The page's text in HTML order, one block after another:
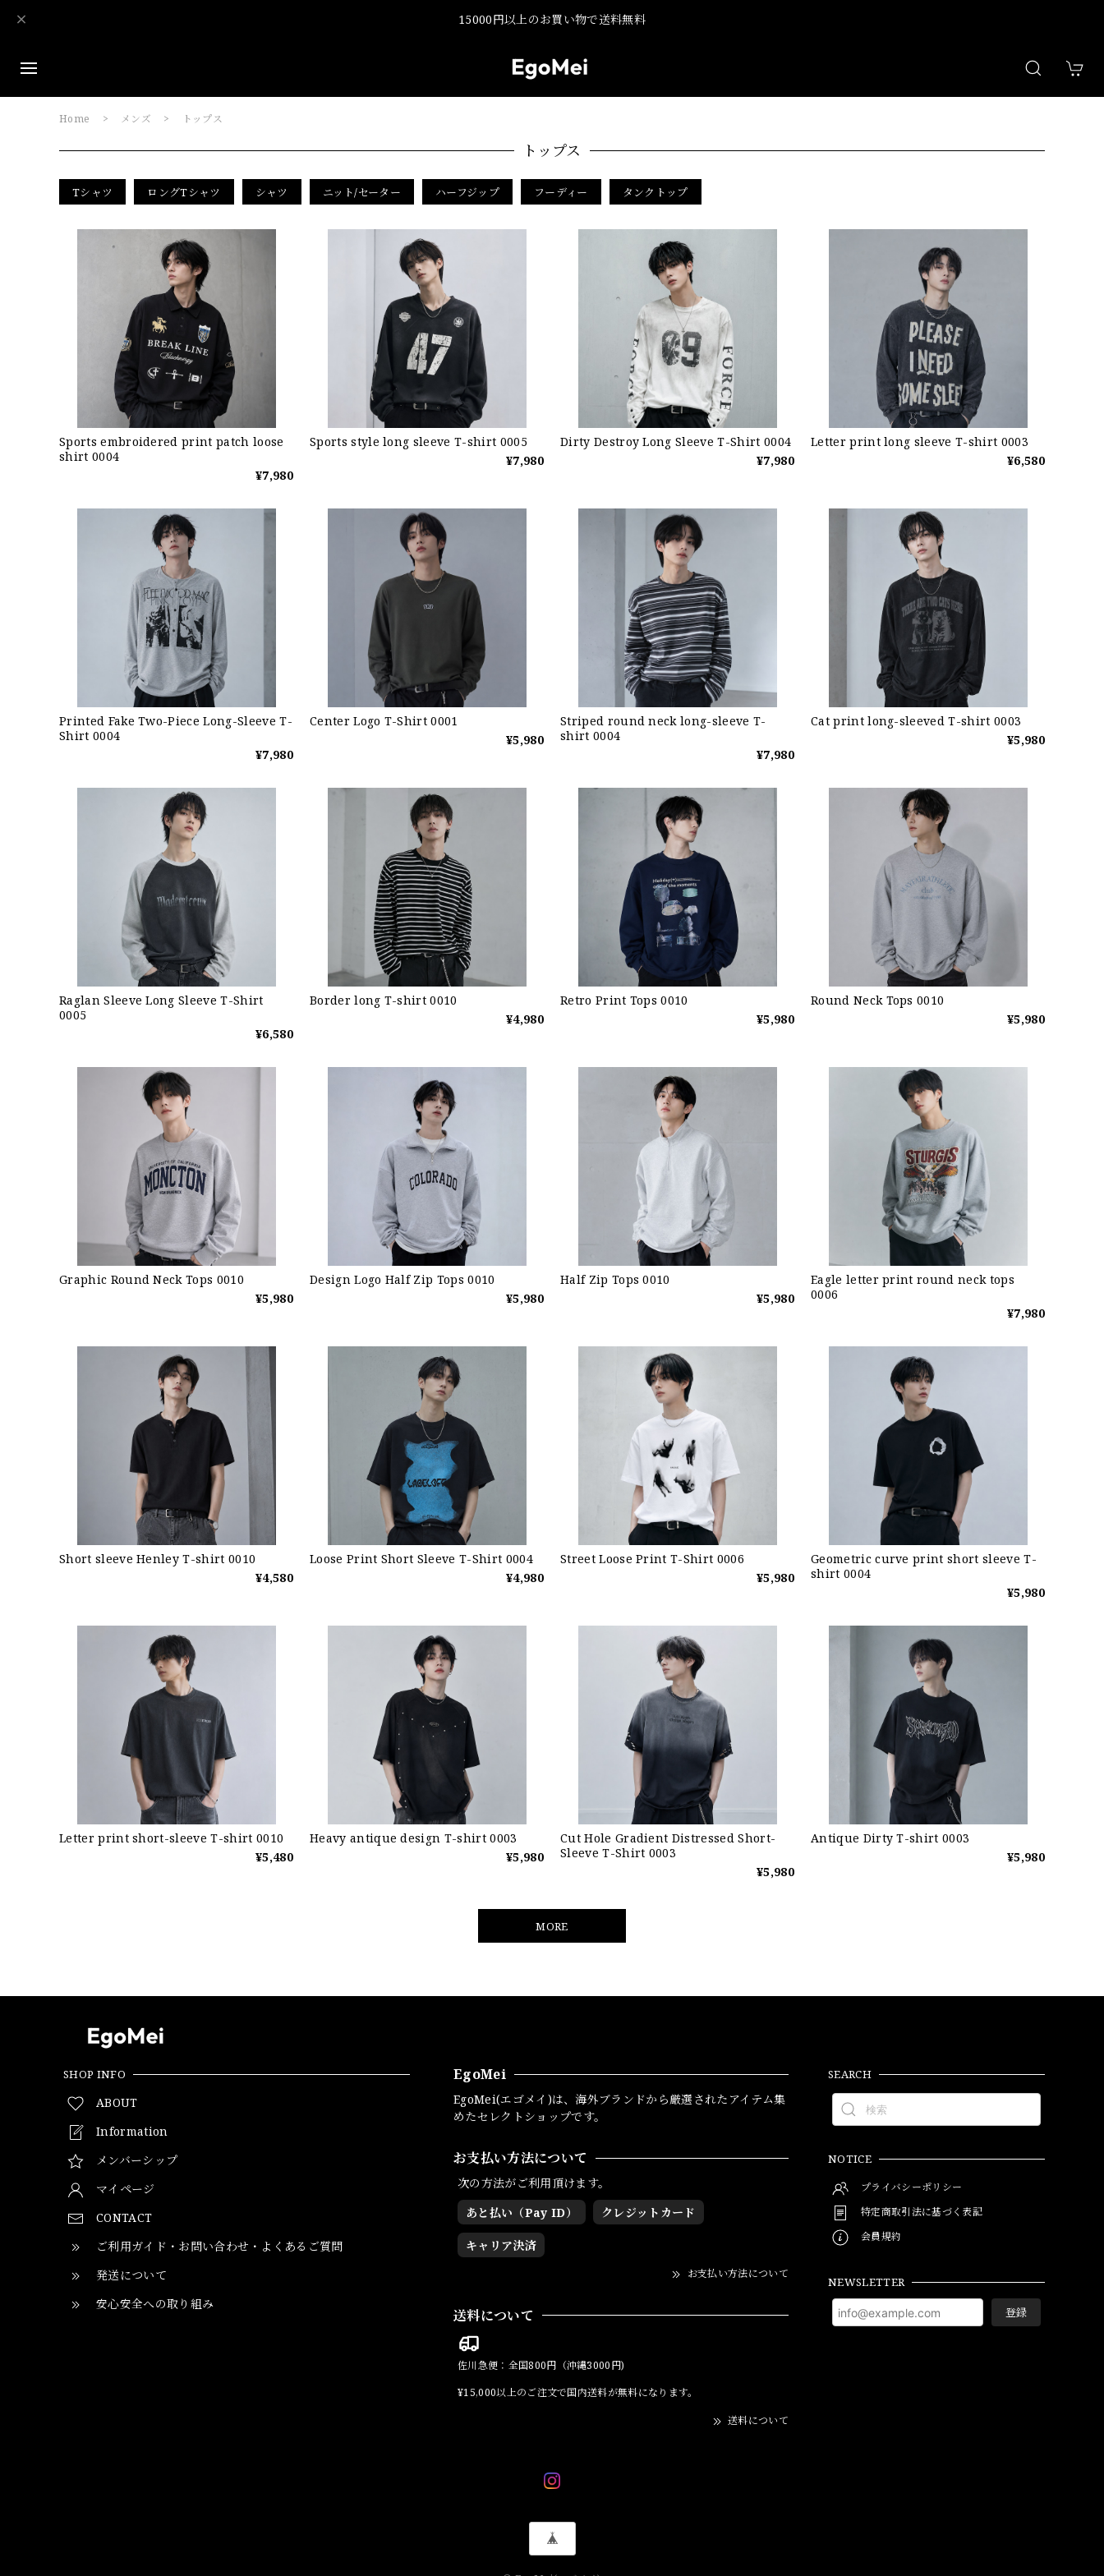
15000円以上のお買い物で送料無料
Home メンズ トップス
トップス
Tシャツ ロングTシャツ シャツ ニット/セーター ハーフジップ フーディー タンクトップ
Sports embroidered print patch loose
shirt 0004
¥7,980
Sports style long sleeve T-shirt 0005
¥7,980
Dirty Destroy Long Sleeve T-Shirt 0004
¥7,980
Letter print long sleeve T-shirt 0003
¥6,580
Printed Fake Two-Piece Long-Sleeve T-
Shirt 0004
¥7,980
Center Logo T-Shirt 0001
¥5,980
Striped round neck long-sleeve T-
shirt 0004
¥7,980
Cat print long-sleeved T-shirt 0003
¥5,980
Raglan Sleeve Long Sleeve T-Shirt
0005
¥6,580
Border long T-shirt 0010
¥4,980
Retro Print Tops 0010
¥5,980
Round Neck Tops 0010
¥5,980
Graphic Round Neck Tops 0010
¥5,980
Design Logo Half Zip Tops 0010
¥5,980
Half Zip Tops 0010
¥5,980
Eagle letter print round neck tops
0006
¥7,980
Short sleeve Henley T-shirt 0010
¥4,580
Loose Print Short Sleeve T-Shirt 0004
¥4,980
Street Loose Print T-Shirt 0006
¥5,980
Geometric curve print short sleeve T-
shirt 0004
¥5,980
Letter print short-sleeve T-shirt 0010
¥5,480
Heavy antique design T-shirt 0003
¥5,980
Cut Hole Gradient Distressed Short-
Sleeve T-Shirt 0003
¥5,980
Antique Dirty T-shirt 0003
¥5,980
MORE
SHOP INFO
ABOUT
Information
メンバーシップ
マイページ
CONTACT
ご利用ガイド・お問い合わせ・よくあるご質問
発送について
安心安全への取り組み
EgoMei
EgoMei(エゴメイ)は、海外ブランドから厳選されたアイテム集
めたセレクトショップです。
お支払い方法について
次の方法がご利用頂けます。
あと払い（Pay ID）
クレジットカード
キャリア決済
お支払い方法について
送料について
佐川急便：全国800円（沖縄3000円)
¥15,000以上のご注文で国内送料が無料になります。
送料について
SEARCH
NOTICE
プライバシーポリシー
特定商取引法に基づく表記
会員規約
NEWSLETTER
登録